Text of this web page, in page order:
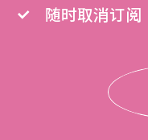
随时取消订阅